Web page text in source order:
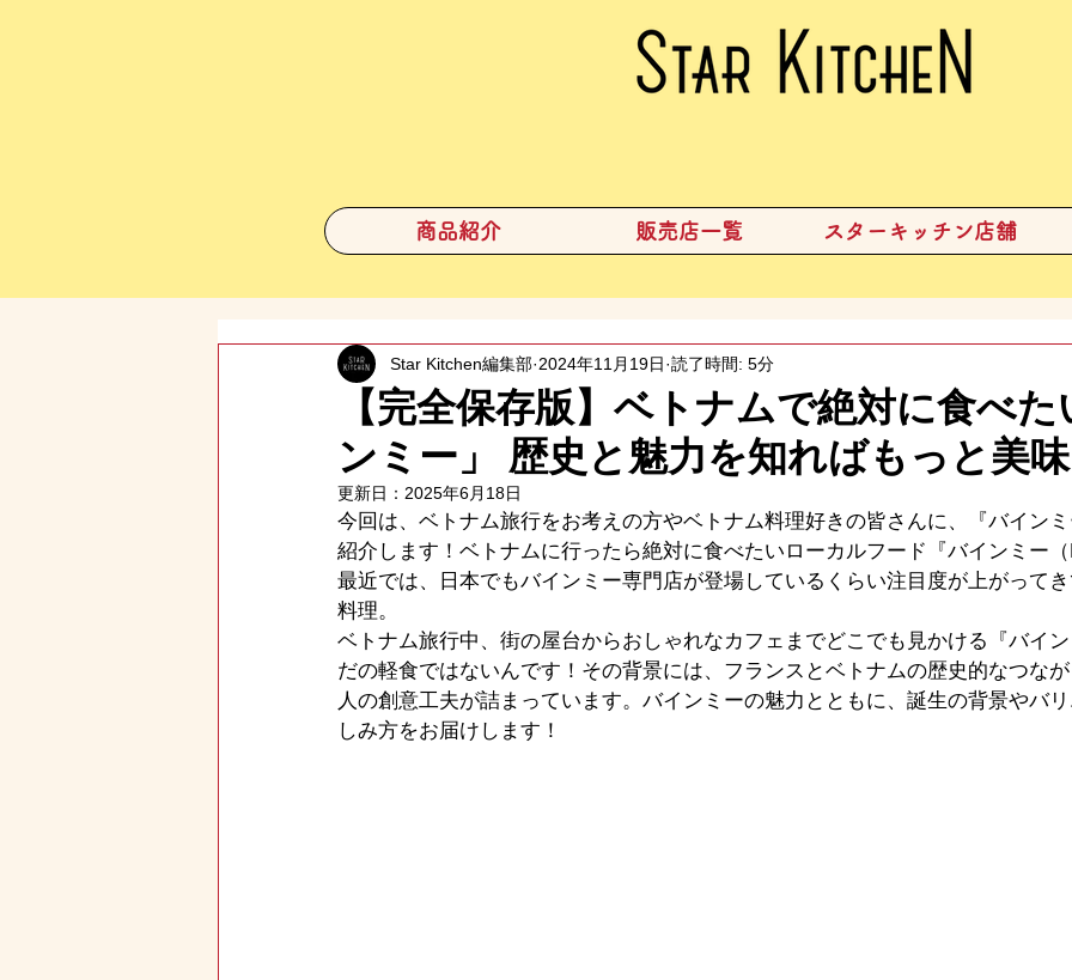
商品紹介 販売店一覧 スターキッチン店舗
【完全保存版】ベトナムで絶対に食べ
ンミー」 歴史と魅力を知ればもっと美
Star Kitchen編集部 2024年11月19日 読了時間: 5分
更新日： 2025年6月18日
今回は、ベトナム旅行をお考えの方やベトナム料理好きの皆さんに、『バイン
紹介します！ベトナムに行ったら絶対に食べたいローカルフード『バインミー
最近では、日本でもバインミー専門店が登場しているくらい注目度が上がって
料理。
ベトナム旅行中、街の屋台からおしゃれなカフェまでどこでも見かける『バイ
だの軽食ではないんです！その背景には、フランスとベトナムの歴史的なつな
人の創意工夫が詰まっています。バインミーの魅力とともに、誕生の背景やバ
しみ方をお届けします！